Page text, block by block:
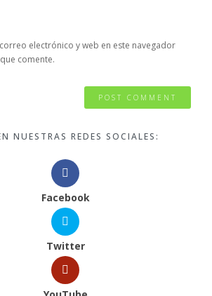
electrónico y web en este navegador
comente.
NUESTRAS REDES SOCIALES:
Facebook
Twitter